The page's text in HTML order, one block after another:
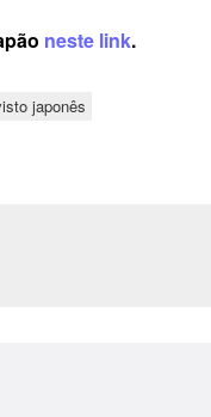
neste link.
japonês